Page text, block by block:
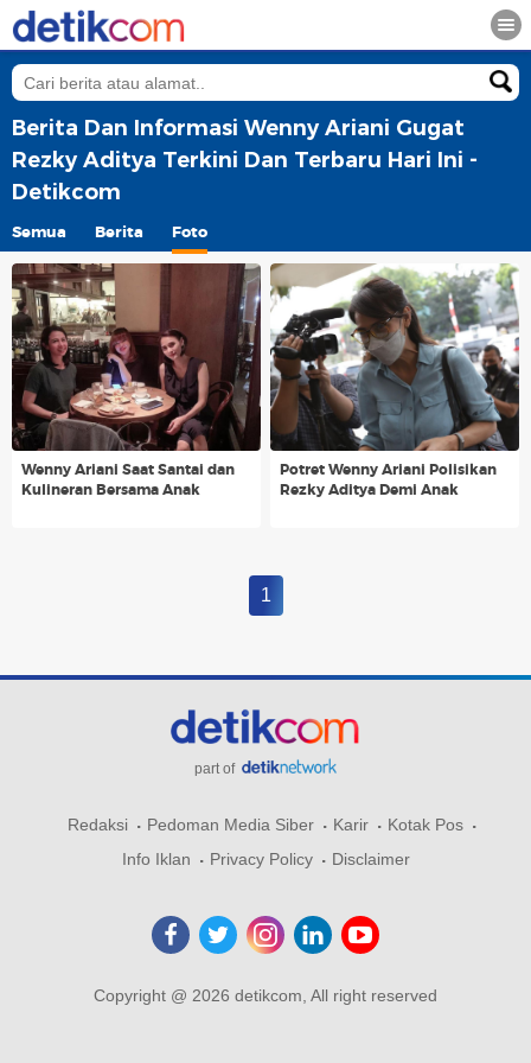
Berita Dan Informasi Wenny Ariani Gugat
Rezky Aditya Terkini Dan Terbaru Hari Ini -
Detikcom
Semua Berita Foto
Wenny Ariani Saat Santai dan
Kulineran Bersama Anak
Potret Wenny Ariani Polisikan
Rezky Aditya Demi Anak
1
part of
Redaksi Pedoman Media Siber Karir
Kotak Pos
Info Iklan
Privacy Policy Disclaimer
Copyright @ 2026 detikcom, All right reserved